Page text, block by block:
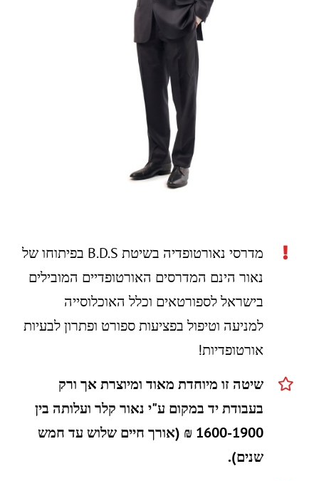
מדרסי נאורטופדיה בשיטת B.D.S בפיתוחו של
נאור הינם המדרסים האורטופדיים המובילים
בישראל לספורטאים וכלל האוכלוסייה
למניעה וטיפול בפציעות ספורט ופתרון לבעיות
אורטופדיות!
שיטה זו מיוחדת מאוד ומיוצרת אך ורק
בעבודת יד במקום ע"י נאור קלר ועלותה בין
1600-1900 ₪ (אורך חיים שלוש עד חמש
שנים).